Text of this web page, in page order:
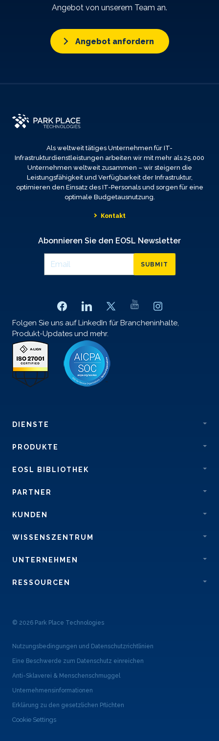
Angebot von unserem Team an.
Angebot anfordern
Als weltweit tätiges Unternehmen für IT-
Infrastrukturdienstleistungen arbeiten wir mit mehr als 25.000
Unternehmen weltweit zusammen – wir steigern die
Leistungsfähigkeit und Verfügbarkeit der Infrastruktur,
optimieren den Einsatz des IT-Personals und sorgen für eine
optimale Budgetausnutzung.
Kontakt
Abonnieren Sie den EOSL Newsletter
SUBMIT
Folgen Sie uns auf LinkedIn für Brancheninhalte,
Produkt-Updates und mehr.
DIENSTE
PRODUKTE
EOSL BIBLIOTHEK
PARTNER
KUNDEN
WISSENSZENTRUM
UNTERNEHMEN
RESSOURCEN
© 2026 Park Place Technologies
Nutzungsbedingungen und Datenschutzrichtlinien
Eine Beschwerde zum Datenschutz einreichen
Anti-Sklaverei & Menschenschmuggel
Unternehmensinformationen
Erklärung zu den gesetzlichen Pflichten
Cookie Settings